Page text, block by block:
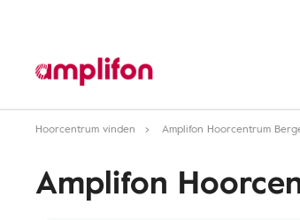
Hoorcentrum vinden Amplifon Hoorcentrum
Amplifon